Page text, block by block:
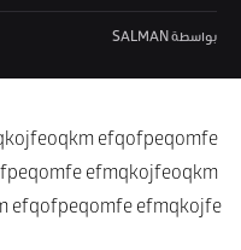
بواسطة SALMAN
efqofpeqomfe
efmqkojfeoqkm
efqofpeqomfe efmqkojfe